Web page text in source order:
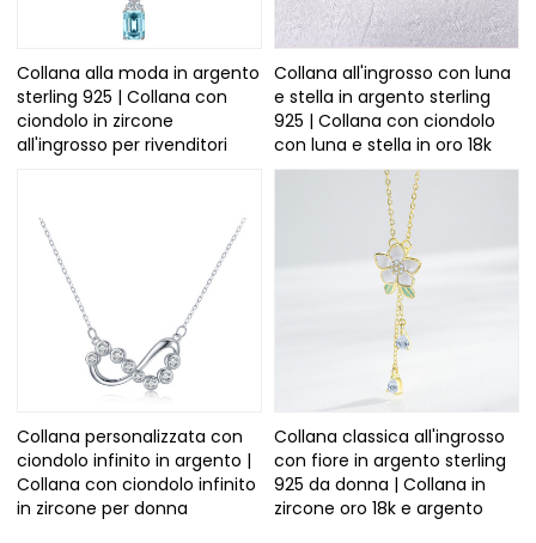
Collana alla moda in argento
sterling 925 | Collana con
ciondolo in zircone
all'ingrosso per rivenditori
Collana all'ingrosso con luna
e stella in argento sterling
925 | Collana con ciondolo
con luna e stella in oro 18k
Collana personalizzata con
ciondolo infinito in argento |
Collana con ciondolo infinito
in zircone per donna
Collana classica all'ingrosso
con fiore in argento sterling
925 da donna | Collana in
zircone oro 18k e argento